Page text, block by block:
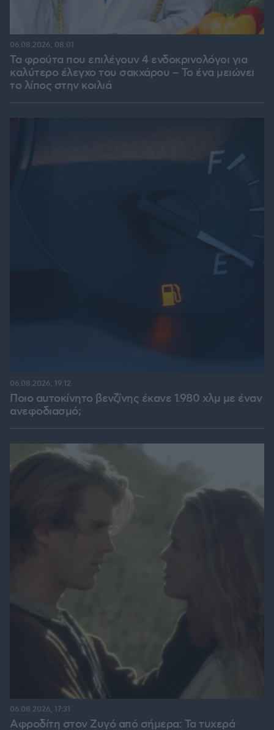
Τα φρούτα που επιλέγουν 4 ενδοκρινολόγοι για
καλύτερο έλεγχο του σακχάρου – Το ένα μειώνει
το λίπος στην κοιλιά
06.08.2026, 08:01
Ποιο αυτοκίνητο βενζίνης έκανε 1.980 χλμ με έναν
ανεφοδιασμό;
06.08.2026, 19:12
Αφροδίτη στον Ζυγό από σήμερα: Τα τυχερά
06.08.2026, 17:31